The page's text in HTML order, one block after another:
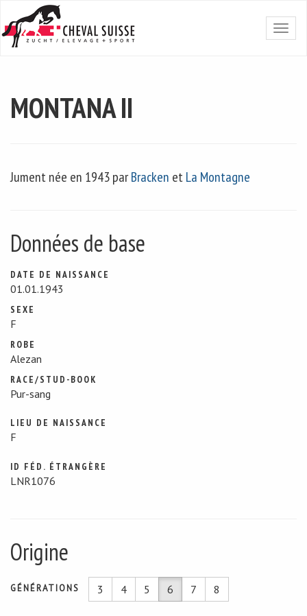
MONTANA II
Jument née en 1943 parBracken etLa Montagne
Données de base
DATE DE NAISSANCE
01.01.1943
SEXE
F
ROBE
Alezan
RACE/STUD-BOOK
Pur-sang
LIEU DE NAISSANCE
F
ID FÉD. ÉTRANGÈRE
LNR1076
Origine
GÉNÉRATIONS 3 4 5 6 7 8